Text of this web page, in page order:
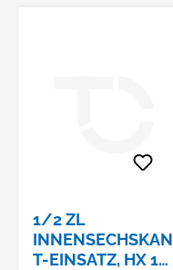
1/2 ZL
INNENSECHSKAN
T-EINSATZ, HX 17